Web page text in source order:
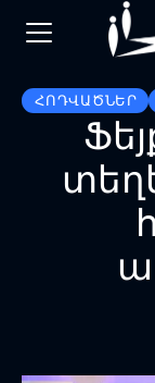
ՀՈԴՎԱԾՆԵՐ